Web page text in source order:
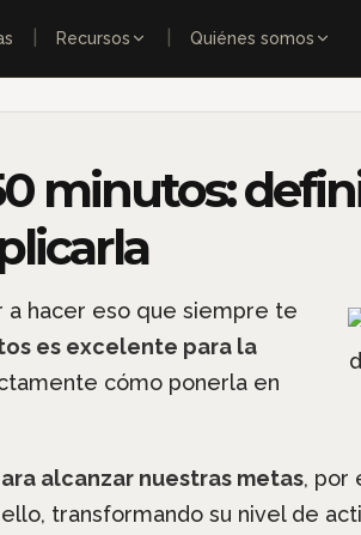
Recursos Quiénes somos
minutos:
a hacer eso que siempre te
es excelente para la
cómo ponerla en
alcanzar nuestras metas, por
transformando su nivel de